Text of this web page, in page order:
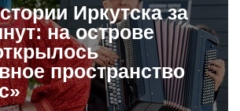
Иркутска за
на острове
пространство